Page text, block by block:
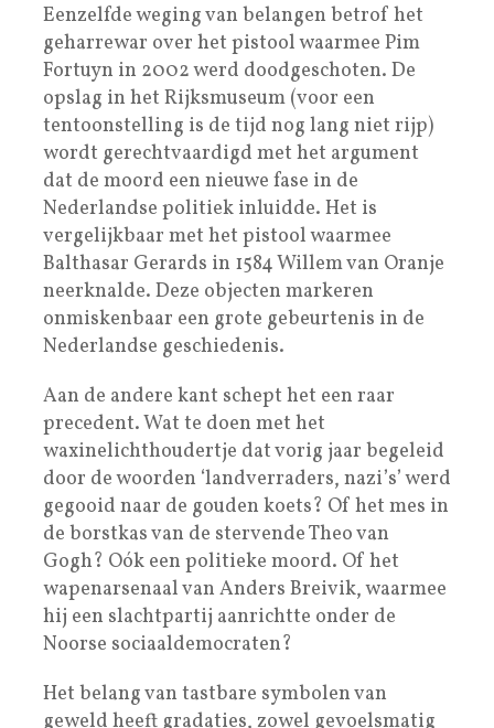
Eenzelfde weging van belangen betrof het
geharrewar over het pistool waarmee Pim
Fortuyn in 2002 werd doodgeschoten. De
opslag in het Rijksmuseum (voor een
tentoonstelling is de tijd nog lang niet rijp)
wordt gerechtvaardigd met het argument
dat de moord een nieuwe fase in de
Nederlandse politiek inluidde. Het is
vergelijkbaar met het pistool waarmee
Balthasar Gerards in 1584 Willem van Oranje
neerknalde. Deze objecten markeren
onmiskenbaar een grote gebeurtenis in de
Nederlandse geschiedenis.
Aan de andere kant schept het een raar
precedent. Wat te doen met het
waxinelichthoudertje dat vorig jaar begeleid
door de woorden ‘landverraders, nazi’s’ werd
gegooid naar de gouden koets? Of het mes in
de borstkas van de stervende Theo van
Gogh? Oók een politieke moord. Of het
wapenarsenaal van Anders Breivik, waarmee
hij een slachtpartij aanrichtte onder de
Noorse sociaaldemocraten?
Het belang van tastbare symbolen van
geweld heeft gradaties, zowel gevoelsmatig